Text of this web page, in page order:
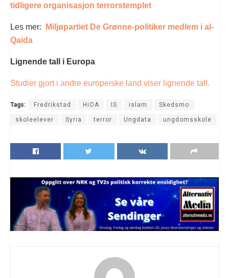
tidligere organisasjon terrorstemplet
Les mer:
Miljøpartiet De Grønne-politiker medlem i al-
Qaida
Lignende tall i Europa
Studier gjort i andre europeiske land viser lignende tall.
Tags: Fredrikstad HiOA IS islam Skedsmo
skoleelever Syria terror Ungdata ungdomsskole